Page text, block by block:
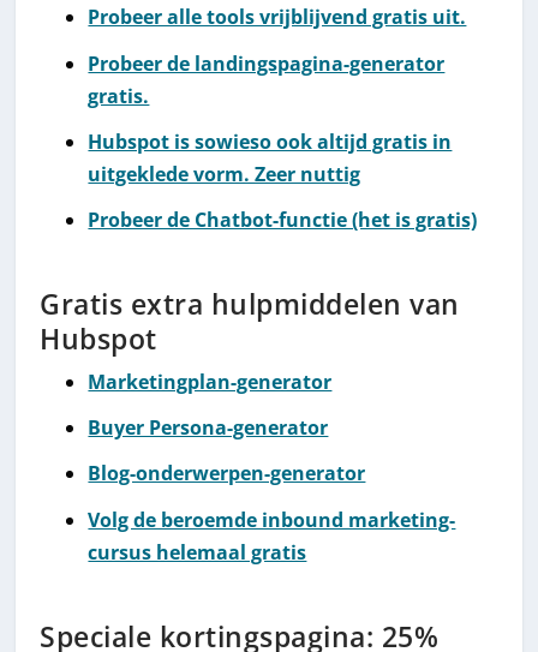
Probeer alle tools vrijblijvend gratis uit.
Probeer de landingspagina-generator
gratis.
Hubspot is sowieso ook altijd gratis in
uitgeklede vorm. Zeer nuttig
Probeer de Chatbot-functie (het is gratis)
Gratis extra hulpmiddelen van
Hubspot
Marketingplan-generator
Buyer Persona-generator
Blog-onderwerpen-generator
Volg de beroemde inbound marketing-
cursus helemaal gratis
Speciale kortingspagina: 25%